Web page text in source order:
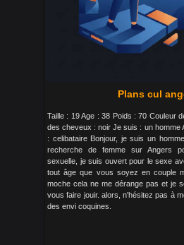
Plans cul
Taille : 19 Age : 38 Poids : 70 Couleur
des cheveux : noir Je suis : un homme
: celibataire Bonjour, je suis un
recherche de femme sur Angers
sexuelle, je suis ouvert pour le sexe
tout âge que vous soyez en couple
moche cela ne me dérange pas et je
vous faire jouir. alors, n'hésitez pas à
des envi coquines.